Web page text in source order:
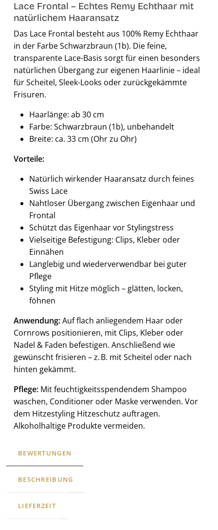
Lace Frontal – Echtes Remy Echthaar mit
natürlichem Haaransatz
Das Lace Frontal besteht aus 100% Remy Echthaar
in der Farbe Schwarzbraun (1b). Die feine,
transparente Lace-Basis sorgt für einen besonders
natürlichen Übergang zur eigenen Haarlinie – ideal
für Scheitel, Sleek-Looks oder zurückgekämmte
Frisuren.
Haarlänge: ab 30 cm
Farbe: Schwarzbraun (1b), unbehandelt
Breite: ca. 33 cm (Ohr zu Ohr)
Vorteile:
Natürlich wirkender Haaransatz durch feines
Swiss Lace
Nahtloser Übergang zwischen Eigenhaar und
Frontal
Schützt das Eigenhaar vor Stylingstress
Vielseitige Befestigung: Clips, Kleber oder
Einnähen
Langlebig und wiederverwendbar bei guter
Pflege
Styling mit Hitze möglich – glätten, locken,
föhnen
Anwendung:Auf flach anliegendem Haar oder
Cornrows positionieren, mit Clips, Kleber oder
Nadel & Faden befestigen. Anschließend wie
gewünscht frisieren – z. B. mit Scheitel oder nach
hinten gekämmt.
Pflege: Mit feuchtigkeitsspendendem Shampoo
waschen, Conditioner oder Maske verwenden. Vor
dem Hitzestyling Hitzeschutz auftragen.
Alkoholhaltige Produkte vermeiden.
BEWERTUNGEN
BESCHREIBUNG
LIEFERZEIT